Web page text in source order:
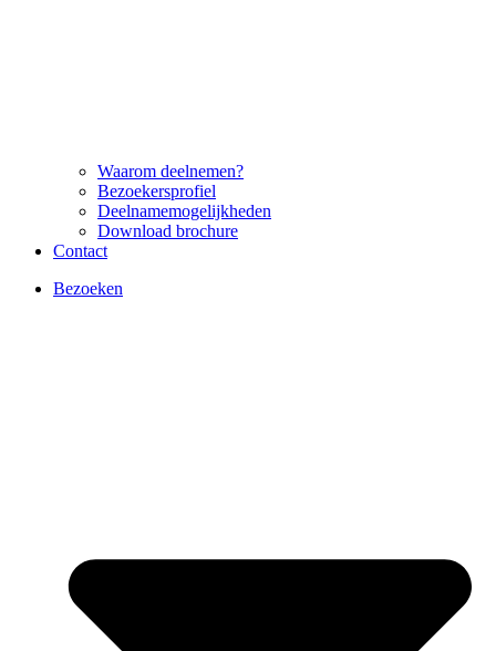
Waarom deelnemen?
Bezoekersprofiel
Deelnamemogelijkheden
Download brochure
Contact
Bezoeken